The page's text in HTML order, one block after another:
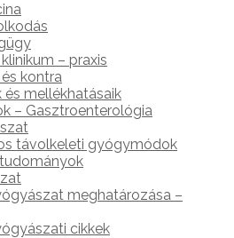
– praxis
kontra
és mellékhatásaik
– Gasztroenterológia
távolkeleti gyógymódok
meghatározása –
cikkek